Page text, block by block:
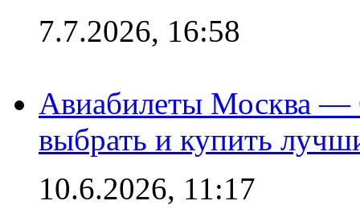
7.7.2026, 16:58
Авиабилеты Москва —
выбрать и купить
10.6.2026, 11:17